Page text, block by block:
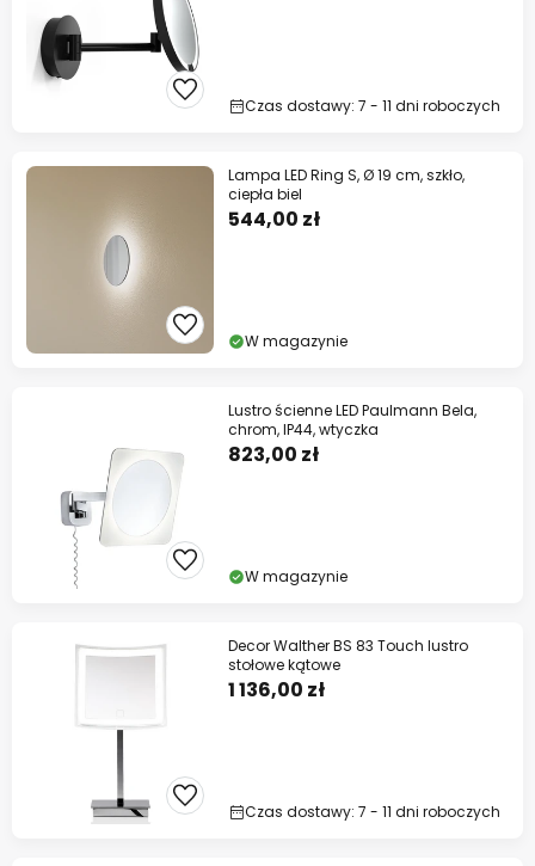
Czas dostawy: 7 - 11 dni roboczych
Lampa LED Ring S, Ø 19 cm, szkło,
ciepła biel
544,00 zł
W magazynie
Lustro ścienne LED Paulmann Bela,
chrom, IP44, wtyczka
823,00 zł
W magazynie
Decor Walther BS 83 Touch lustro
stołowe kątowe
1 136,00 zł
Czas dostawy: 7 - 11 dni roboczych